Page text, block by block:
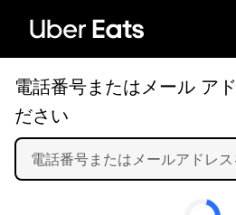
電話番号またはメール ア
ださい